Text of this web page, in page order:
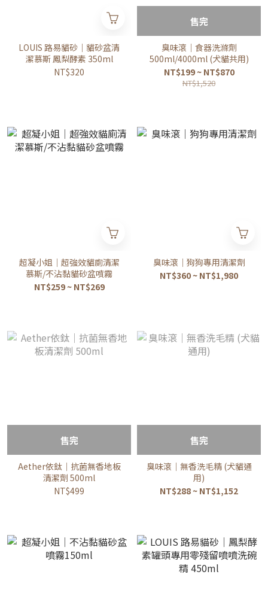
LOUIS 路易貓砂｜貓砂盆清
潔慕斯 鳳梨酵素 350ml
NT$320
售完
臭味滾｜食器洗滌劑
500ml/4000ml (犬貓共用)
NT$199 ~ NT$870
NT$1,520
超凝小姐｜超強效貓廁清潔
慕斯/不沾黏貓砂盆噴霧
NT$259 ~ NT$269
臭味滾｜狗狗專用清潔劑
NT$360 ~ NT$1,980
售完
Aether依鈦｜抗菌無香地板
清潔劑 500ml
NT$499
售完
臭味滾｜無香洗毛精 (犬貓通
用)
NT$288 ~ NT$1,152